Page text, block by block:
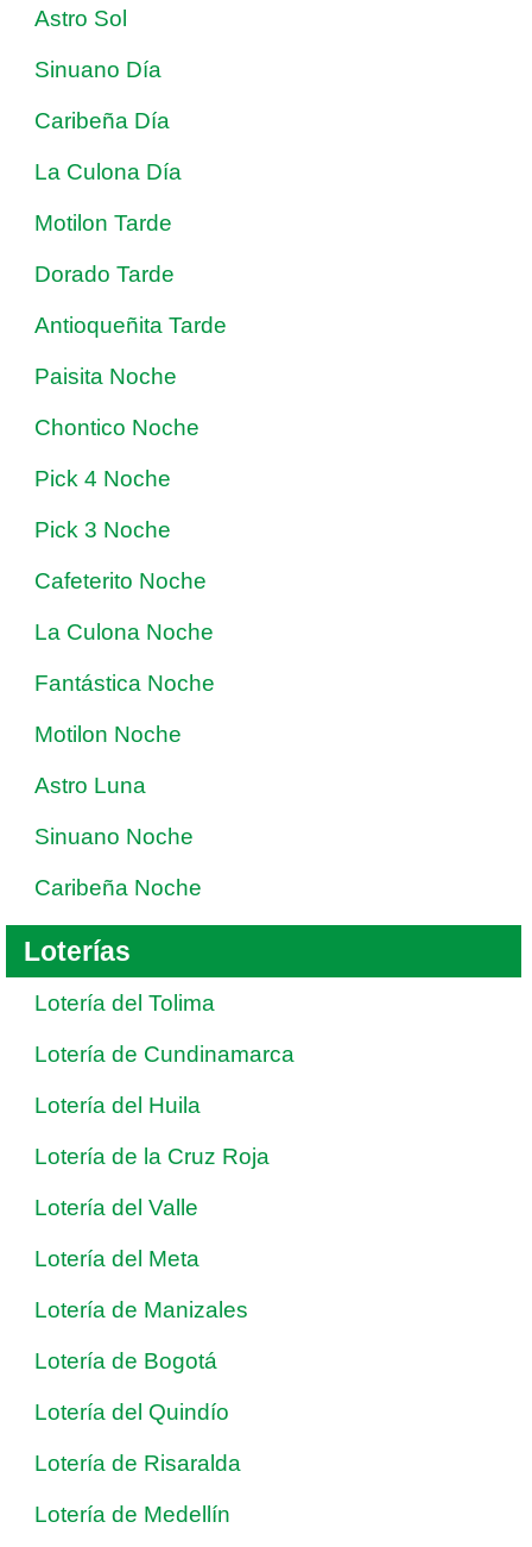
Astro Sol
Sinuano Día
Caribeña Día
La Culona Día
Motilon Tarde
Dorado Tarde
Antioqueñita Tarde
Paisita Noche
Chontico Noche
Pick 4 Noche
Pick 3 Noche
Cafeterito Noche
La Culona Noche
Fantástica Noche
Motilon Noche
Astro Luna
Sinuano Noche
Caribeña Noche
Loterías
Lotería del Tolima
Lotería de Cundinamarca
Lotería del Huila
Lotería de la Cruz Roja
Lotería del Valle
Lotería del Meta
Lotería de Manizales
Lotería de Bogotá
Lotería del Quindío
Lotería de Risaralda
Lotería de Medellín